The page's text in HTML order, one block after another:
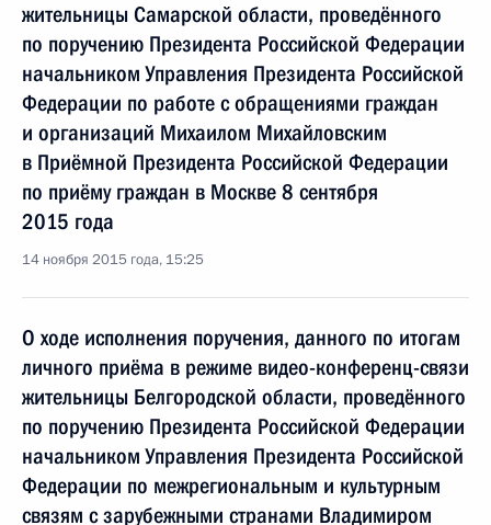
жительницы Самарской области, проведённого
по поручению Президента Российской Федерации
начальником Управления Президента Российской
Федерации по работе с обращениями граждан
и организаций Михаилом Михайловским
в Приёмной Президента Российской Федерации
по приёму граждан в Москве 8 сентября
2015 года
14 ноября 2015 года, 15:25
О ходе исполнения поручения, данного по итогам
личного приёма в режиме видео-конференц-связи
жительницы Белгородской области, проведённого
по поручению Президента Российской Федерации
начальником Управления Президента Российской
Федерации по межрегиональным и культурным
связям с зарубежными странами Владимиром